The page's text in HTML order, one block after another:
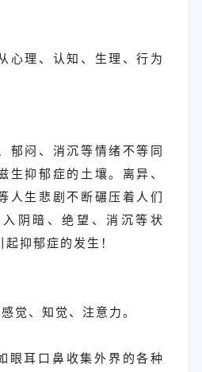
心理、认知、生理、行为
郁闷、消沉等情绪不等同
生抑郁症的土壤。离异、
人生悲剧不断碾压着人们
阴暗、绝望、消沉等状
抑郁症的发生！
觉、知觉、注意力。
眼耳口鼻收集外界的各种